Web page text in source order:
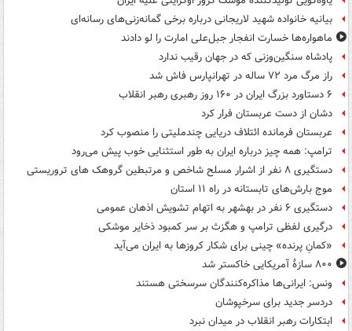
بیانیه خانواده شهید لاریجانی درباره برخی گمانه‌زنی‌های رسانه‌ای
ماهواره‌ها خسارت انفجار جبل‌علی امارت را لو دادند
پادشاه سنگین‌وزنی که در جهان رقیب ندارد
راز مرگ مرد ۷۲ ساله در تهرانپارس فاش شد
۶ دستاورد بزرگ ایران در ۱۶۰ روز رهبری رهبر انقلاب
دشان از دست عربستان فرار کرد
عربستان فرمانده ائتلاف دریایی چندملیتی را منصوب کرد
ترامپ: همه چیز درباره ایران به طور استثنایی خوب پیش می‌رود
دستگیری ۸ نفر از اشرار مسلح شاخص و مرتبطین گروهک های تروریستی
موج بارش‌های تابستانه در راه ۱۱ استان
دستگیری ۶ نفر در بهشهر به اتهام تشویش اذهان عمومی
درگیری لفظی ترامپ و هگزث بر سر کمبود ذخایر موشکی
«کمانِ پرنده» چینی برای شکار کروزها به ایران می‌آید
۸۰۰ سازۀ آمریکایی خاکستر شد
ونس: ایرانی‌ها مذاکره‌کنندگان سرسختی هستند
دردسر جدید برای سرخپوشان
ابتکارات رهبر انقلاب در میدان نبرد